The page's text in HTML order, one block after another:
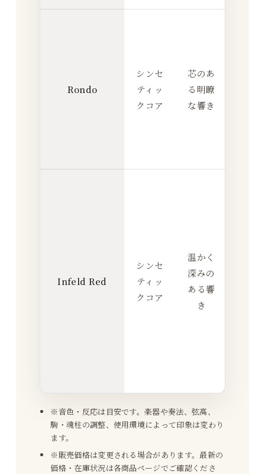
Rondo
シンセ
ティッ
クコア
芯のあ
る明瞭
な響き
Infeld Red
シンセ
ティッ
クコア
温かく
深みの
ある響
き
※音色・反応は目安です。楽器や奏法、弦高、
駒・魂柱の調整、使用環境によって印象は変わり
ます。
※販売価格は変更される場合があります。最新の
価格・在庫状況は各商品ページでご確認くださ